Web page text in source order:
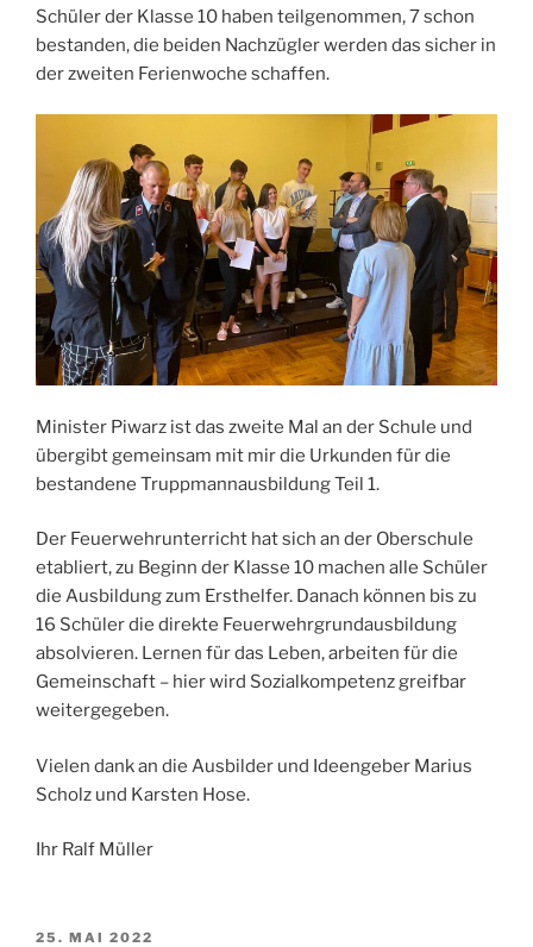
Schüler der Klasse 10 haben teilgenommen, 7 schon
bestanden, die beiden Nachzügler werden das sicher in
der zweiten Ferienwoche schaffen.
Minister Piwarz ist das zweite Mal an der Schule und
übergibt gemeinsam mit mir die Urkunden für die
bestandene Truppmannausbildung Teil 1.
Der Feuerwehrunterricht hat sich an der Oberschule
etabliert, zu Beginn der Klasse 10 machen alle Schüler
die Ausbildung zum Ersthelfer. Danach können bis zu
16 Schüler die direkte Feuerwehrgrundausbildung
absolvieren. Lernen für das Leben, arbeiten für die
Gemeinschaft – hier wird Sozialkompetenz greifbar
weitergegeben.
Vielen dank an die Ausbilder und Ideengeber Marius
Scholz und Karsten Hose.
Ihr Ralf Müller
VERÖFFENTLICHT
25. MAI 2022